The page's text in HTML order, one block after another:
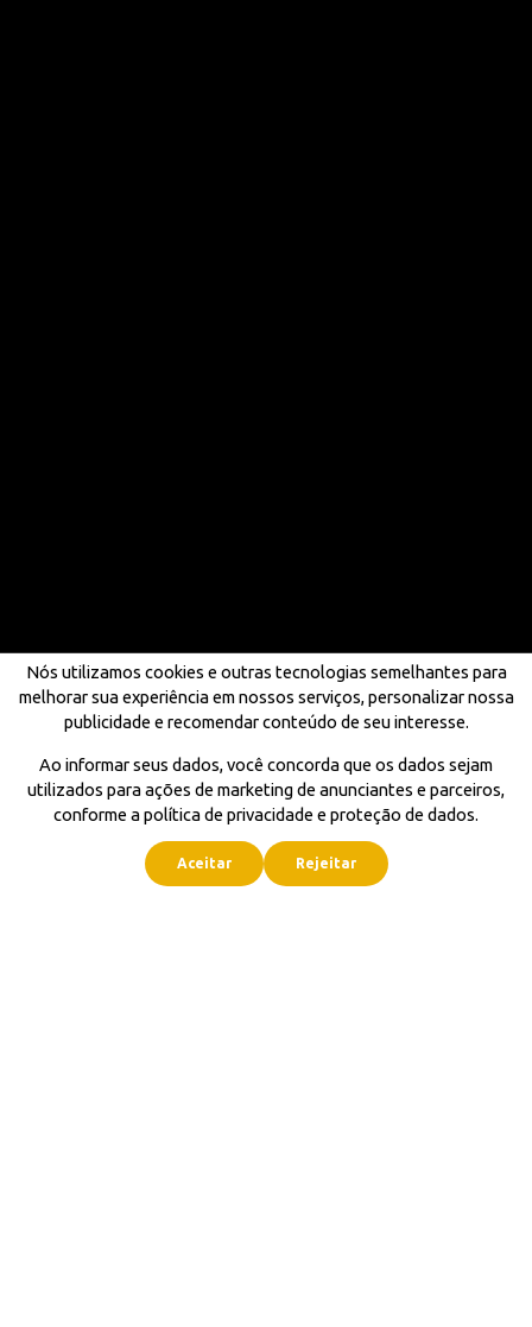
Nós utilizamos cookies e outras tecnologias semelhantes para
melhorar sua experiência em nossos serviços, personalizar nossa
publicidade e recomendar conteúdo de seu interesse.
Ao informar seus dados, você concorda que os dados sejam
utilizados para ações de marketing de anunciantes e parceiros,
conforme a política de privacidade e proteção de dados.
Aceitar Rejeitar